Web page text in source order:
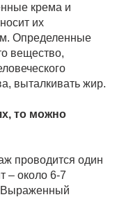
крема и
их
Определенные
вещество,
выталкивать жир.
то можно
проводится один
– около 6-7
Выраженный